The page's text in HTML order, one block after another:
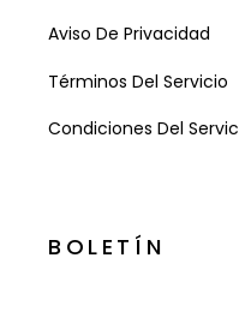
Aviso De Privacidad
Términos Del Servicio
Condiciones Del
BOLETÍN